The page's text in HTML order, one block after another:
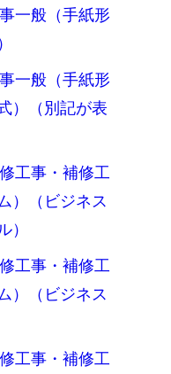
一般（手紙形
一般（手紙形
）（別記が表
工事・補修工
）（ビジネス
）
工事・補修工
）（ビジネス
工事・補修工